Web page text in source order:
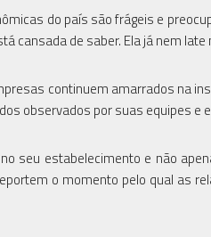
do país são frágeis e
cansada de saber. Ela já nem
continuem amarrados na
observados por suas equipes e
seu estabelecimento e não
o momento pelo qual as